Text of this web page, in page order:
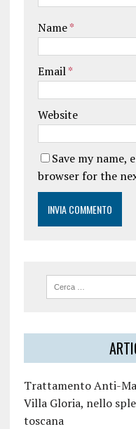
Name*
Email*
Website
Save my name,
browser for the
Trattamento Anti-
Villa Gloria, nello
toscana